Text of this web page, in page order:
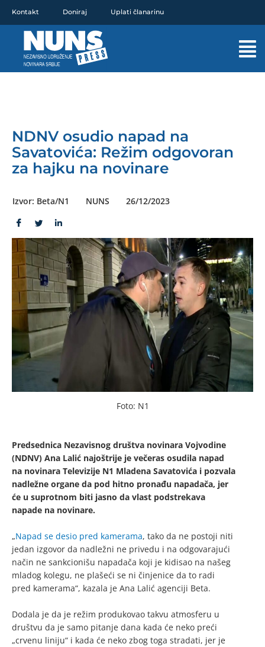
sadržaj
Kontakt Doniraj Uplati članarinu
NDNV osudio napad na
Savatovića: Režim odgovoran
za hajku na novinare
Izvor: Beta/N1 NUNS 26/12/2023
Foto: N1
Predsednica Nezavisnog društva novinara Vojvodine
(NDNV) Ana Lalić najoštrije je večeras osudila napad
na novinara Televizije N1 Mladena Savatovića i pozvala
nadležne organe da pod hitno pronađu napadača, jer
će u suprotnom biti jasno da vlast podstrekava
napade na novinare.
„Napad se desio pred kamerama, tako da ne postoji niti
jedan izgovor da nadležni ne privedu i na odgovarajući
način ne sankcionišu napadača koji je kidisao na našeg
mladog kolegu, ne plašeći se ni činjenice da to radi
pred kamerama“, kazala je Ana Lalić agenciji Beta.
Dodala je da je režim produkovao takvu atmosferu u
društvu da je samo pitanje dana kada će neko preći
„crvenu liniju“ i kada će neko zbog toga stradati, jer je